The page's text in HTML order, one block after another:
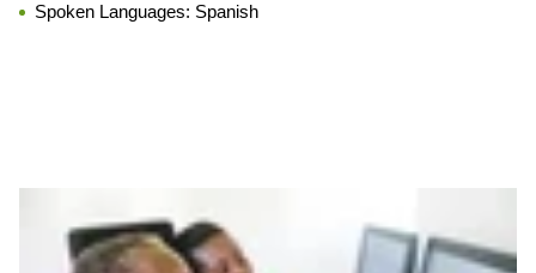
Spoken Languages: Spanish